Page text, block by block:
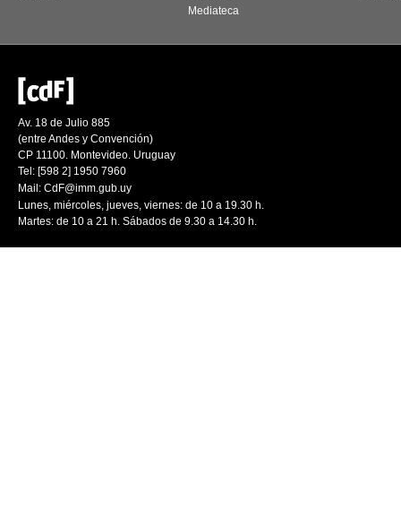
Mediateca
Av. 18 de Julio 885
(entre Andes y Convención)
CP 11100. Montevideo. Uruguay
Tel: [598 2] 1950 7960
Mail: CdF@imm.gub.uy
Lunes, miércoles, jueves, viernes: de 10 a 19.30 h.
Martes: de 10 a 21 h. Sábados de 9.30 a 14.30 h.